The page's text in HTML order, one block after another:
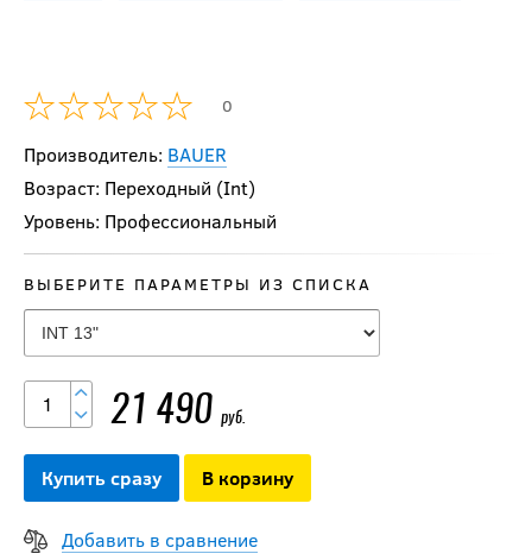
0
Производитель: BAUER
Возраст: Переходный (Int)
Уровень: Профессиональный
ВЫБЕРИТЕ ПАРАМЕТРЫ ИЗ СПИСКА
21 490 руб.
Купить сразу В корзину
Добавить в сравнение
Щитки BAUER S25
VAPOR FLYLITE